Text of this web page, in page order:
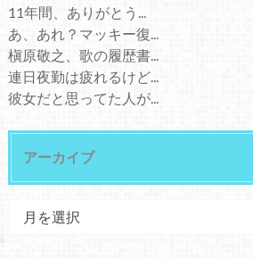
11年間、ありがとう...
あ、あれ？マッキー復...
槇原敬之、歌の履歴書...
連日夜勤は疲れるけど...
彼女だと思ってた人が...
アーカイブ